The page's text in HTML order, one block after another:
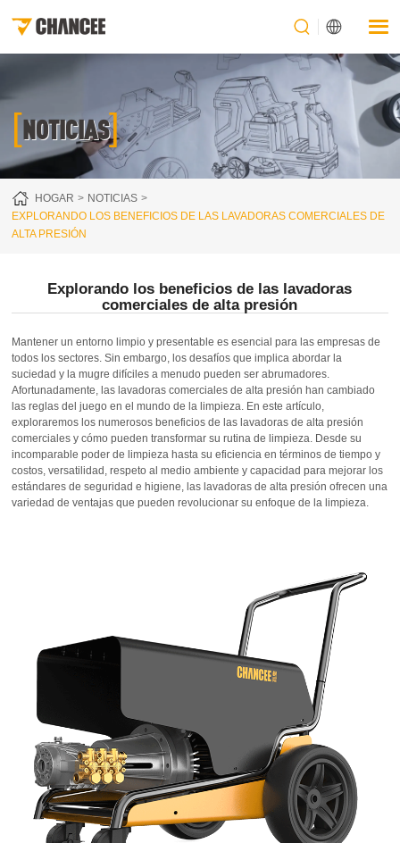
[NOTICIAS]
HOGAR
NOTICIAS
EXPLORANDO LOS BENEFICIOS DE LAS LAVADORAS COMERCIALES DE
ALTA PRESIÓN
Explorando los beneficios de las lavadoras
comerciales de alta presión
Mantener un entorno limpio y presentable es esencial para las empresas de
todos los sectores. Sin embargo, los desafíos que implica abordar la
suciedad y la mugre difíciles a menudo pueden ser abrumadores.
Afortunadamente, las lavadoras comerciales de alta presión han cambiado
las reglas del juego en el mundo de la limpieza. En este artículo,
exploraremos los numerosos beneficios de las lavadoras de alta presión
comerciales y cómo pueden transformar su rutina de limpieza. Desde su
incomparable poder de limpieza hasta su eficiencia en términos de tiempo y
costos, versatilidad, respeto al medio ambiente y capacidad para mejorar los
estándares de seguridad e higiene, las lavadoras de alta presión ofrecen una
variedad de ventajas que pueden revolucionar su enfoque de la limpieza.